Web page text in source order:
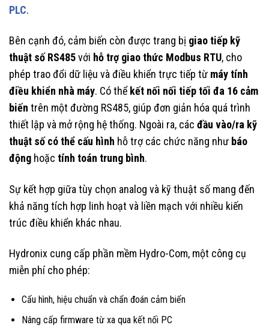
PLC.
Bên cạnh đó, cảm biến còn được trang bị giao tiếp kỹ
thuật số RS485với hỗ trợ giao thức Modbus RTU, cho
phép trao đổi dữ liệu và điều khiển trực tiếp từ máy tính
điều khiển nhà máy. Có thể kết nối nối tiếp tối đa 16 cảm
biến trên một đường RS485, giúp đơn giản hóa quá trình
thiết lập và mở rộng hệ thống. Ngoài ra, các đầu vào/ra kỹ
thuật số có thể cấu hình hỗ trợ các chức năng như báo
động hoặc tính toán trung bình.
Sự kết hợp giữa tùy chọn analog và kỹ thuật số mang đến
khả năng tích hợp linh hoạt và liền mạch với nhiều kiến
trúc điều khiển khác nhau.
Hydronix cung cấp phần mềm Hydro-Com, một công cụ
miễn phí cho phép:
Cấu hình, hiệu chuẩn và chẩn đoán cảm biến
Nâng cấp firmware từ xa qua kết nối PC